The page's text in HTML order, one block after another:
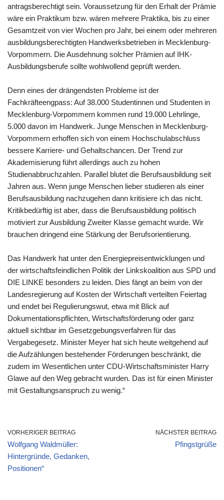
antragsberechtigt sein. Voraussetzung für den Erhalt der Prämie
wäre ein Praktikum bzw. wären mehrere Praktika, bis zu einer
Gesamtzeit von vier Wochen pro Jahr, bei einem oder mehreren
ausbildungsberechtigten Handwerksbetrieben in Mecklenburg-
Vorpommern. Die Ausdehnung solcher Prämien auf IHK-
Ausbildungsberufe sollte wohlwollend geprüft werden.
Denn eines der drängendsten Probleme ist der
Fachkräfteengpass: Auf 38.000 Studentinnen und Studenten in
Mecklenburg-Vorpommern kommen rund 19.000 Lehrlinge,
5.000 davon im Handwerk. Junge Menschen in Mecklenburg-
Vorpommern erhoffen sich von einem Hochschulabschluss
bessere Karriere- und Gehaltschancen. Der Trend zur
Akademisierung führt allerdings auch zu hohen
Studienabbruchzahlen. Parallel blutet die Berufsausbildung seit
Jahren aus. Wenn junge Menschen lieber studieren als einer
Berufsausbildung nachzugehen dann kritisiere ich das nicht.
Kritikbedürftig ist aber, dass die Berufsausbildung politisch
motiviert zur Ausbildung Zweiter Klasse gemacht wurde. Wir
brauchen dringend eine Stärkung der Berufsorientierung.
Das Handwerk hat unter den Energiepreisentwicklungen und
der wirtschaftsfeindlichen Politik der Linkskoalition aus SPD und
DIE LINKE besonders zu leiden. Dies fängt an beim von der
Landesregierung auf Kosten der Wirtschaft verteilten Feiertag
und endet bei Regulierungswut, etwa mit Blick auf
Dokumentationspflichten, Wirtschaftsförderung oder ganz
aktuell sichtbar im Gesetzgebungsverfahren für das
Vergabegesetz. Minister Meyer hat sich heute weitgehend auf
die Aufzählungen bestehender Förderungen beschränkt, die
zudem im Wesentlichen unter CDU-Wirtschaftsminister Harry
Glawe auf den Weg gebracht wurden. Das ist für einen Minister
mit Gestaltungsanspruch zu wenig.“
VORHERIGER BEITRAG
Wolfgang Waldmüller:
Hintergründe, Gedanken,
Positionen“
NÄCHSTER BEITRAG
Pfingstgrüße